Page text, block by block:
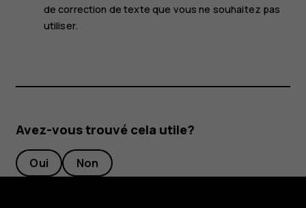
de correction de texte que vous ne souhaitez pas
utiliser.
Avez-vous trouvé cela utile?
Oui Non